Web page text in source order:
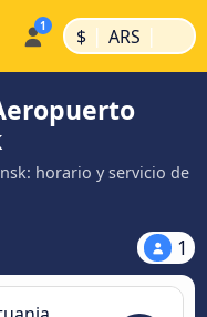
$ | ARS |
horario y servicio de
1